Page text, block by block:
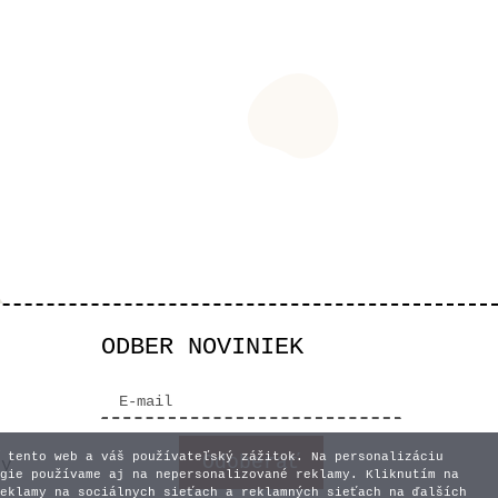
ODBER NOVINIEK
tento web a váš používateľský zážitok. Na personalizáciu
používame aj na nepersonalizované reklamy. Kliknutím na
na sociálnych sieťach a reklamných sieťach na ďalších